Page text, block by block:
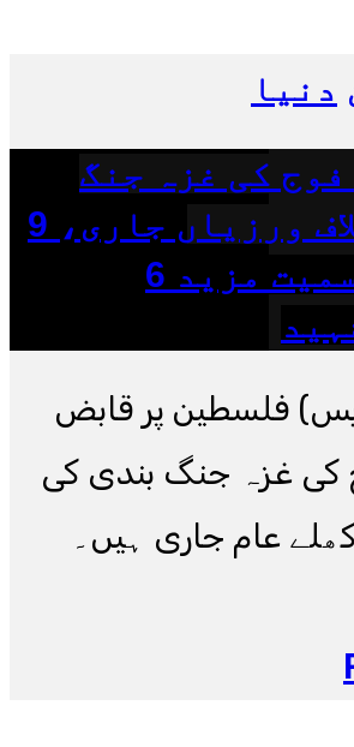
دنیا
فوج کی غزہ جنگ
بندی کی خلاف ورزیاں جاری، 9
سالہ بچی سمیت مزید 6
فلسطین پر قابض
کی غزہ جنگ بندی کی
عام جاری ہیں۔